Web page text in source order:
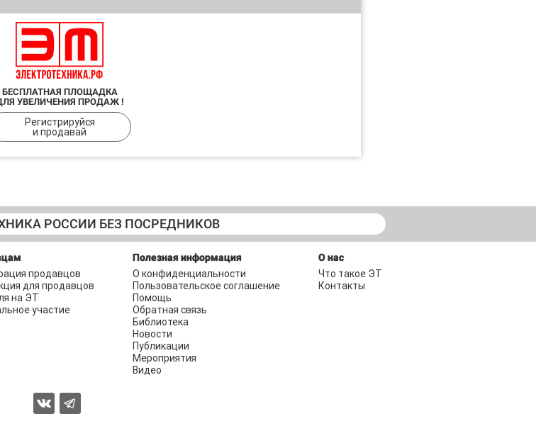
БЕСПЛАТНАЯ ПЛОЩАДКА
УВЕЛИЧЕНИЯ ПРОДАЖ !
Регистрируйся
и продавай
РОССИИ БЕЗ ПОСРЕДНИКОВ
продавцов
для продавцов
на ЭТ
участие
Полезная информация
О конфиденциальности
Пользовательское соглашение
Помощь
Обратная связь
Библиотека
Новости
Публикации
Мероприятия
Видео
О нас
Что такое ЭТ
Контакты